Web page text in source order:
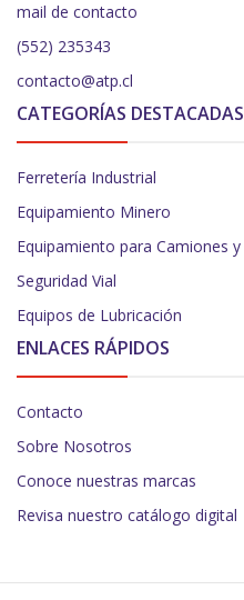
mail de contacto
(552) 235343
contacto@atp.cl
CATEGORÍAS DESTACADAS
Ferretería Industrial
Equipamiento Minero
Equipamiento para Camiones y
Seguridad Vial
Equipos de Lubricación
ENLACES RÁPIDOS
Contacto
Sobre Nosotros
Conoce nuestras marcas
Revisa nuestro catálogo digital